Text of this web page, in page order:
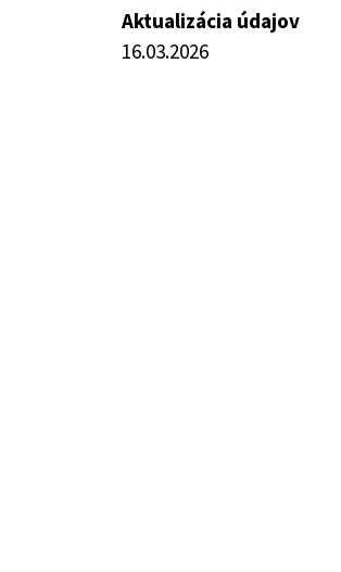
Aktualizácia údajov
16.03.2026